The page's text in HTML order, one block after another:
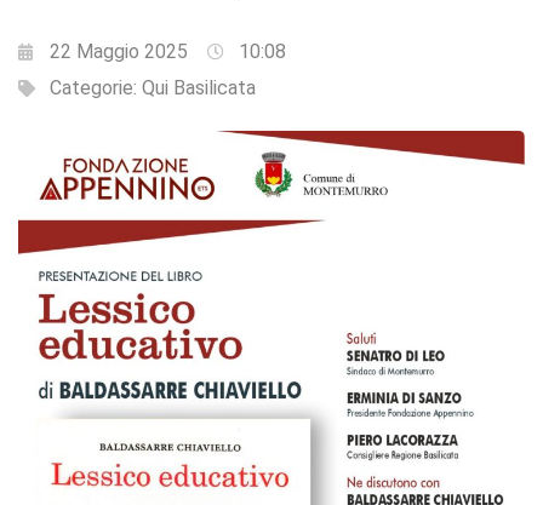
22 Maggio 2025
10:08
Categorie: Qui Basilicata